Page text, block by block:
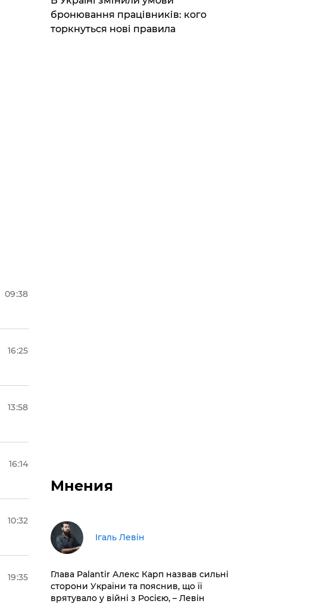
09:38
16:25
13:58
16:14
10:32
19:35
бронювання працівників: кого
торкнуться нові правила
Мнения
Ігаль Левін
Глава Palantir Алекс Карп назвав сильні
сторони України та пояснив, що її
врятувало у війні з Росією, – Левін